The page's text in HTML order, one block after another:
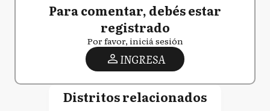
Para comentar, debés estar
registrado
Por favor, iniciá sesión
INGRESA
Distritos relacionados